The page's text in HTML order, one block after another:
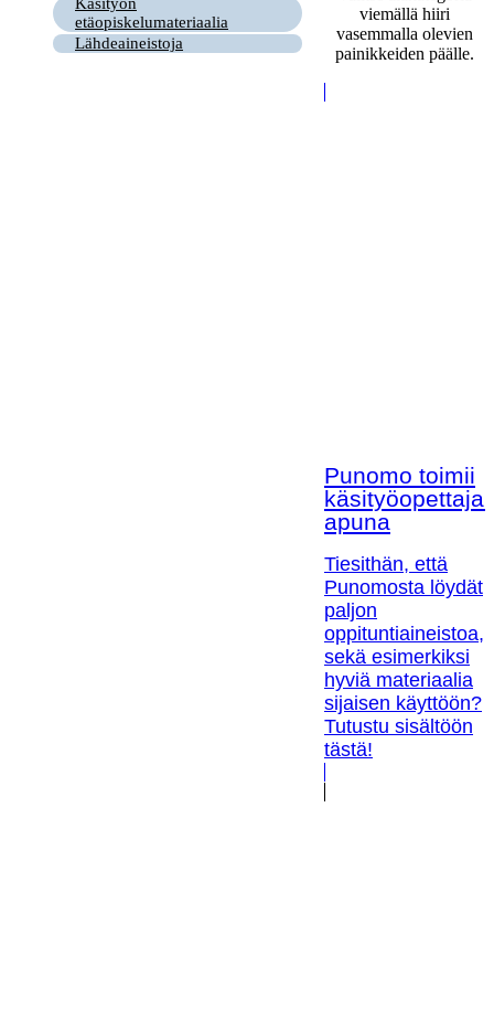
etäopiskelumateriaalia
Lähdeaineistoja
viemällä hiiri
vasemmalla olevien
painikkeiden päälle.
Punomo toimii
apuna
Tiesithän, että
Punomosta löydät
paljon
oppituntiaineistoa,
sekä esimerkiksi
hyviä materiaalia
sijaisen käyttöön?
Tutustu sisältöön
tästä!